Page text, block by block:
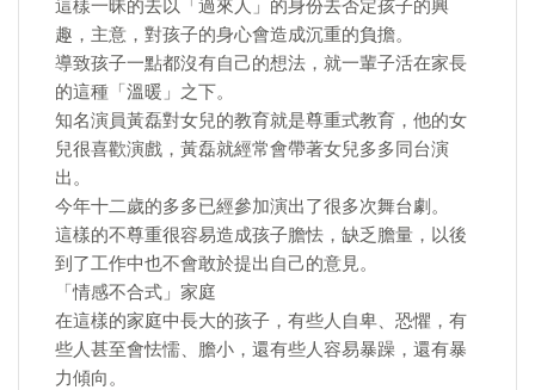
這樣一昧的去以「過來人」的身份去否定孩子的興
趣，主意，對孩子的身心會造成沉重的負擔。
導致孩子一點都沒有自己的想法，就一輩子活在家長
的這種「溫暖」之下。
知名演員黃磊對女兒的教育就是尊重式教育，他的女
兒很喜歡演戲，黃磊就經常會帶著女兒多多同台演
出。
今年十二歲的多多已經參加演出了很多次舞台劇。
這樣的不尊重很容易造成孩子膽怯，缺乏膽量，以後
到了工作中也不會敢於提出自己的意見。
「情感不合式」家庭
在這樣的家庭中長大的孩子，有些人自卑、恐懼，有
些人甚至會怯懦、膽小，還有些人容易暴躁，還有暴
力傾向。